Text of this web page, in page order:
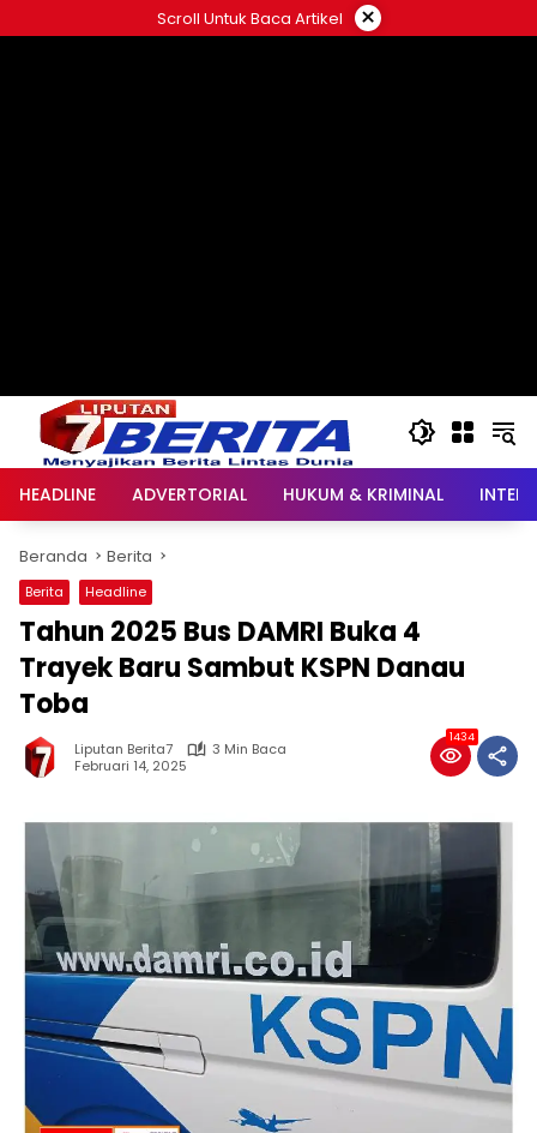
ke
Scroll Untuk Baca Artikel ×
HEADLINE ADVERTORIAL HUKUM & KRIMINAL
Beranda Berita
Berita Headline
Tahun 2025 Bus DAMRI Buka 4
Trayek Baru Sambut KSPN Danau
Toba
Liputan Berita7
3 Min Baca
Februari 14, 2025
1434